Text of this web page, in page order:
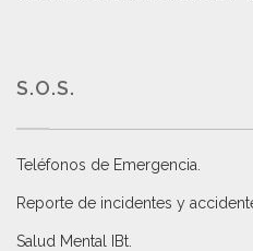
S.O.S.
Teléfonos de Emergencia.
Reporte de incidentes y
Salud Mental IBt